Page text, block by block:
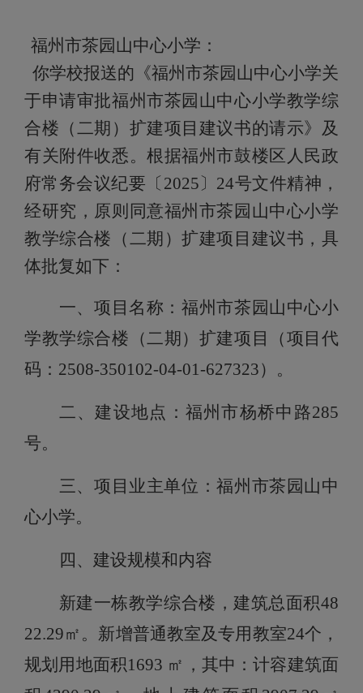
福州市茶园山中心小学：
你学校报送的《福州市茶园山中心小学关
于申请审批福州市茶园山中心小学教学综
合楼（二期）扩建项目建议书的请示》及
有关附件收悉。根据福州市鼓楼区人民政
府常务会议纪要 〔2025〕24号文件精神 ，
经研究，原则同意福州市茶园山中心小学
教学综合楼（二期）扩建项目 建议书 ，具
体批复如下：
一、项目名称：福州市茶园山中心小
学教学综合楼（二期）扩建项目
（项目代
码： 2508-350102-04-01-627323）。
二、建设地点： 福州市杨桥中路285
号。
三、项目业主单位：福州市茶园山中
心小学。
四、建设规模和内容
新建一栋教学综合楼，建筑总面积48
22.29㎡。 新增普通教室及专用教室24个，
规划用地面积1693 ㎡， 其中 ：计容建筑面